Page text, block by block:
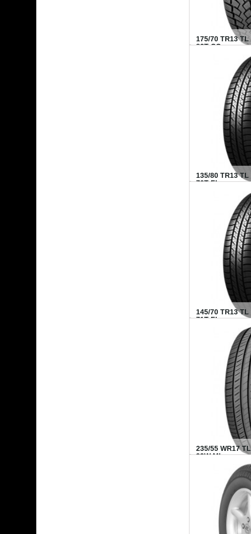
175/70 TR13 TL
82T CO...
135/80 TR13 TL
70T FI...
145/70 TR13 TL
71T FI...
235/55 WR17 TL
99W MI...